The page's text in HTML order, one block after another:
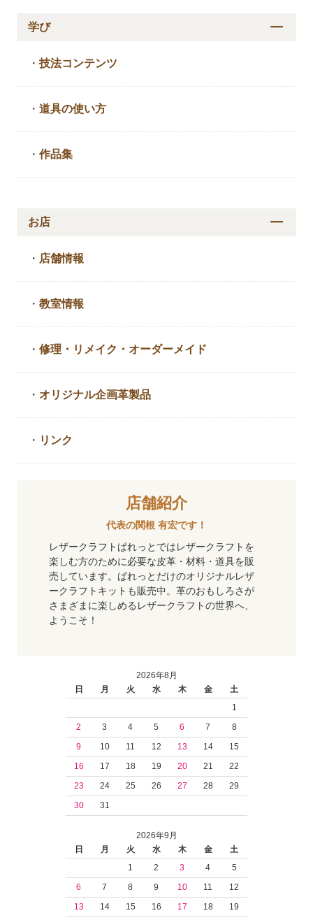
学び
・技法コンテンツ
・道具の使い方
・作品集
お店
・ 店舗情報
・教室情報
・修理・リメイク・ オーダーメイド
・ オリジナル企画革製品
・ リンク
店舗紹介
代表の関根 有宏です！
レザークラフトぱれっとではレザークラフトを
楽しむ方のために必要な皮革・材料・道具を販
売しています。ぱれっとだけのオリジナルレザ
ークラフトキットも販売中。革のおもしろさが
さまざまに楽しめるレザークラフトの世界へ、
ようこそ！
2026年8月
日
月 火 水 木 金
土
1
2
3 4 5 6 7
8
9
10 11 12 13 14
15
16
17 18 19 20 21
22
23
24 25 26 27 28
29
30
31
2026年9月
日
月 火 水 木 金
土
1
2 3 4
5
6
7 8 9 10 11
12
13
14 15 16 17 18
19